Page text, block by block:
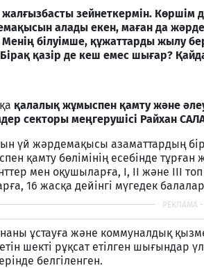
зейнеткермін. Көршім
алады екен, маған да
білуімше, құжаттарды жылу
қазір де кеш емес шығар?
қалалық жұмыспен қамту және
секторы меңгерушісі Райхан
үй жәрдемақысы азаматтардың
қамту бөлімінің есебінде
мен оқушыларға, І, ІІ және ІІІ
16 жасқа дейінгі мүгедек
ұстауға және коммуналдық
шекті рұқсат етілген
белгіленген.